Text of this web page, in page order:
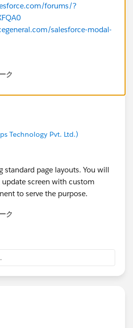
forums/?
salesforce-modal-
ク
Technology Pvt. Ltd.)
standard page layouts. You will
screen with custom
to serve the purpose.
ク